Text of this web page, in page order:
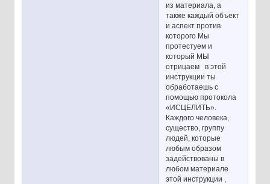
из материала, а
также каждый объект
и аспект против
которого Мы
протестуем и
который МЫ
отрицаем в этой
инструкции ты
обработаешь с
помощью протокола
«ИСЦЕЛИТЬ».
Каждого человека,
существо, группу
людей, которые
любым образом
задействованы в
любом материале
этой инструкции ,